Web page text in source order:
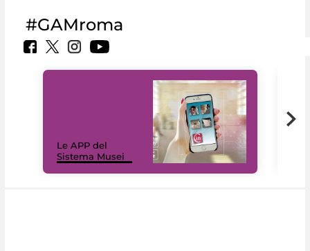
#GAMroma
Le APP del
Sistema Musei